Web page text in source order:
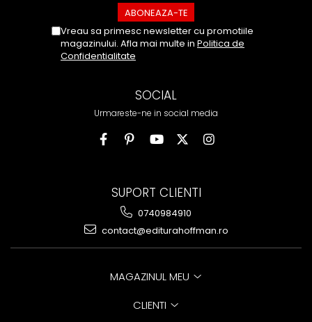
Vreau sa primesc newsletter cu promotiile
magazinului. Afla mai multe in Politica de
Confidentialitate
SOCIAL
Urmareste-ne in social media
SUPORT CLIENTI
0740984910
contact@editurahoffman.ro
MAGAZINUL MEU
CLIENTI